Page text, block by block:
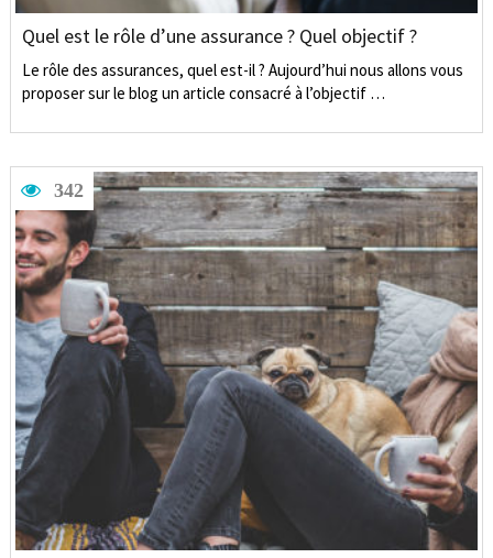
Quel est le rôle d’une assurance ? Quel objectif ?
Le rôle des assurances, quel est-il ? Aujourd’hui nous allons vous
proposer sur le blog un article consacré à l’objectif …
342